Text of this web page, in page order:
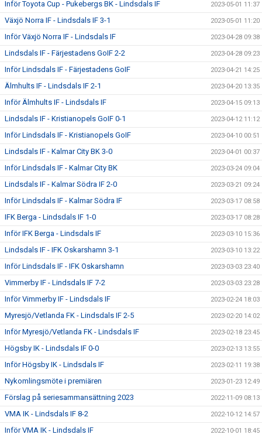
Inför Toyota Cup - Pukebergs BK - Lindsdals IF 2023-05-01 11:37
Växjö Norra IF - Lindsdals IF 3-1 2023-05-01 11:20
Inför Växjö Norra IF - Lindsdals IF 2023-04-28 09:38
Lindsdals IF - Färjestadens GoIF 2-2 2023-04-28 09:23
Inför Lindsdals IF - Färjestadens GoIF 2023-04-21 14:25
Älmhults IF - Lindsdals IF 2-1 2023-04-20 13:35
Inför Älmhults IF - Lindsdals IF 2023-04-15 09:13
Lindsdals IF - Kristianopels GoIF 0-1 2023-04-12 11:12
Inför Lindsdals IF - Kristianopels GoIF 2023-04-10 00:51
Lindsdals IF - Kalmar City BK 3-0 2023-04-01 00:37
Inför Lindsdals IF - Kalmar City BK 2023-03-24 09:04
Lindsdals IF - Kalmar Södra IF 2-0 2023-03-21 09:24
Inför Lindsdals IF - Kalmar Södra IF 2023-03-17 08:58
IFK Berga - Lindsdals IF 1-0 2023-03-17 08:28
Inför IFK Berga - Lindsdals IF 2023-03-10 15:36
Lindsdals IF - IFK Oskarshamn 3-1 2023-03-10 13:22
Inför Lindsdals IF - IFK Oskarshamn 2023-03-03 23:40
Vimmerby IF - Lindsdals IF 7-2 2023-03-03 23:28
Inför Vimmerby IF - Lindsdals IF 2023-02-24 18:03
Myresjö/Vetlanda FK - Lindsdals IF 2-5 2023-02-20 14:02
Inför Myresjö/Vetlanda FK - Lindsdals IF 2023-02-18 23:45
Högsby IK - Lindsdals IF 0-0 2023-02-13 13:55
Inför Högsby IK - Lindsdals IF 2023-02-11 19:38
Nykomlingsmöte i premiären 2023-01-23 12:49
Förslag på seriesammansättning 2023 2022-11-09 08:13
VMA IK - Lindsdals IF 8-2 2022-10-12 14:57
Inför VMA IK - Lindsdals IF 2022-10-01 18:45